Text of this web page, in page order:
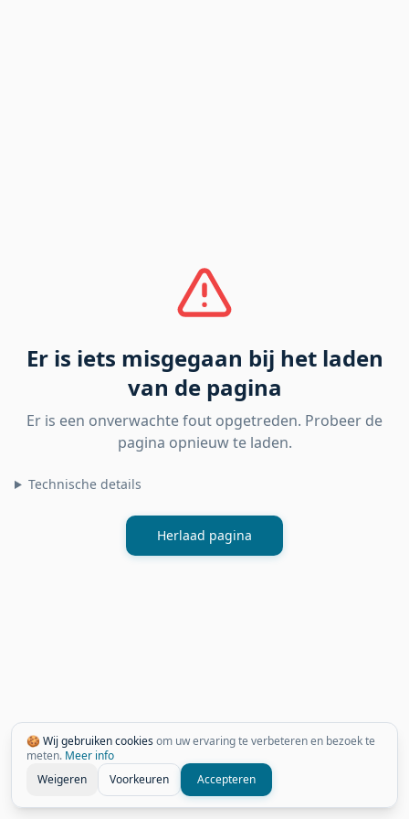
🍪 Wij gebruiken cookiesom uw ervaring te verbeteren en bezoek te
meten. Meer info
Weigeren
Voorkeuren Accepteren
Er is iets misgegaan bij het laden
van de pagina
Er is een onverwachte fout opgetreden. Probeer de
pagina opnieuw te laden.
Technische details
Herlaad pagina